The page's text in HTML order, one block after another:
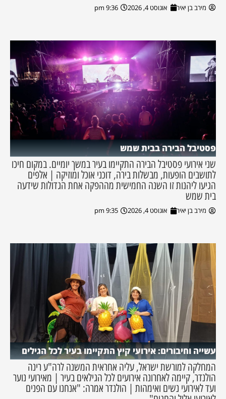
מירב בן יאיר אוגוסט 4, 2026 9:36 pm
פסטיבל הבירה בבית שמש
שני אירועי פסטיבל הבירה התקיימו בעיר במשך יומיים. במקום חיכו
לתושבים הופעות, מבשלות בירה, דוכני אוכל ומוזיקה | אלפים
הגיעו ליהנות זו השנה החמישית מההפקה אחת הגדולות שידעה
בית שמש
מירב בן יאיר אוגוסט 4, 2026 9:35 pm
עשייה וחיבורים: אירועי קיץ התקיימו בעיר לכל הגילים
המחלקה למורשת ישראל, עליה אחראית המשנה לרה"ע רינה
הולנדר, קיימה לאחרונה אירועים לכל הגילאים בעיר | מאירועי נוער
ועד לאירועי נשים ואימהות | הולנדר אמרה: "אנחנו עם הפנים